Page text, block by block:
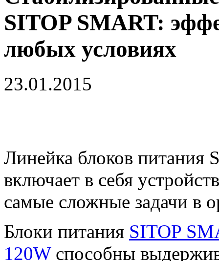
SITOP SMART:
любых условиях
23.01.2015
Линейка блоков питания
включает в себя
самые сложные задачи в
Блоки питания SITOP
120Wспособны